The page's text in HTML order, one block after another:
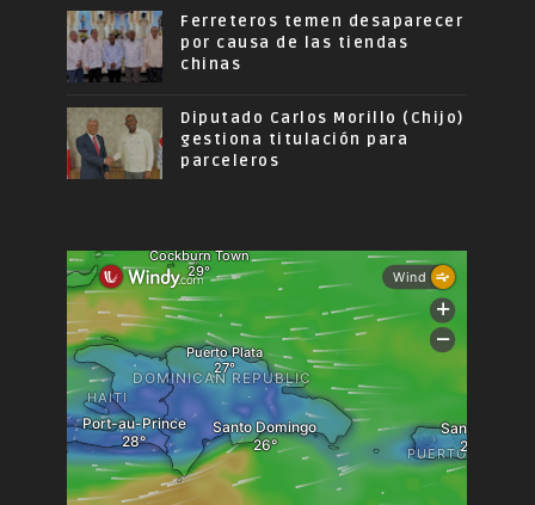
Ferreteros temen desaparecer
por causa de las tiendas
chinas
Diputado Carlos Morillo (Chijo)
gestiona titulación para
parceleros